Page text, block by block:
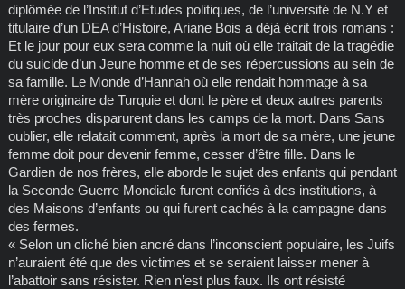
diplômée de l’Institut d’Etudes politiques, de l’université de N.Y et
titulaire d’un DEA d’Histoire, Ariane Bois a déjà écrit trois romans :
Et le jour pour eux sera comme la nuit où elle traitait de la tragédie
du suicide d’un Jeune homme et de ses répercussions au sein de
sa famille. Le Monde d’Hannah où elle rendait hommage à sa
mère originaire de Turquie et dont le père et deux autres parents
très proches disparurent dans les camps de la mort. Dans Sans
oublier, elle relatait comment, après la mort de sa mère, une jeune
femme doit pour devenir femme, cesser d’être fille. Dans le
Gardien de nos frères, elle aborde le sujet des enfants qui pendant
la Seconde Guerre Mondiale furent confiés à des institutions, à
des Maisons d’enfants ou qui furent cachés à la campagne dans
des fermes.
« Selon un cliché bien ancré dans l’inconscient populaire, les Juifs
n’auraient été que des victimes et se seraient laisser mener à
l’abattoir sans résister. Rien n’est plus faux. Ils ont résisté